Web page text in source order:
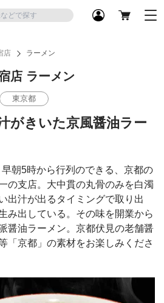
店 ラーメン
ラーメン
東京都
がきいた京風醤油ラー
朝5時から行列のできる、京都の
の支店。大中貫の丸骨のみを白濁
出汁が出るタイミングで取り出
み出している。その味を開業から
醤油ラーメン。京都伏見の老舗醤
「京都」の素材をお楽しみくださ